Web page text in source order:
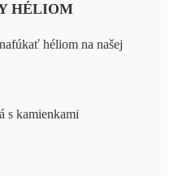
HÉLIOM
héliom na našej